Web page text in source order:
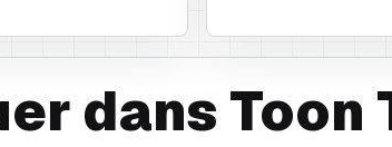
dans Toon